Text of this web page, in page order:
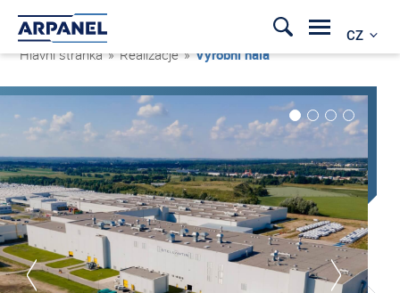
CZ
Hlavní stránka » Realizacje »Výrobní hala